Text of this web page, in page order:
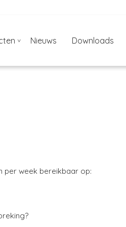
Nieuws Downloads
per week bereikbaar op: